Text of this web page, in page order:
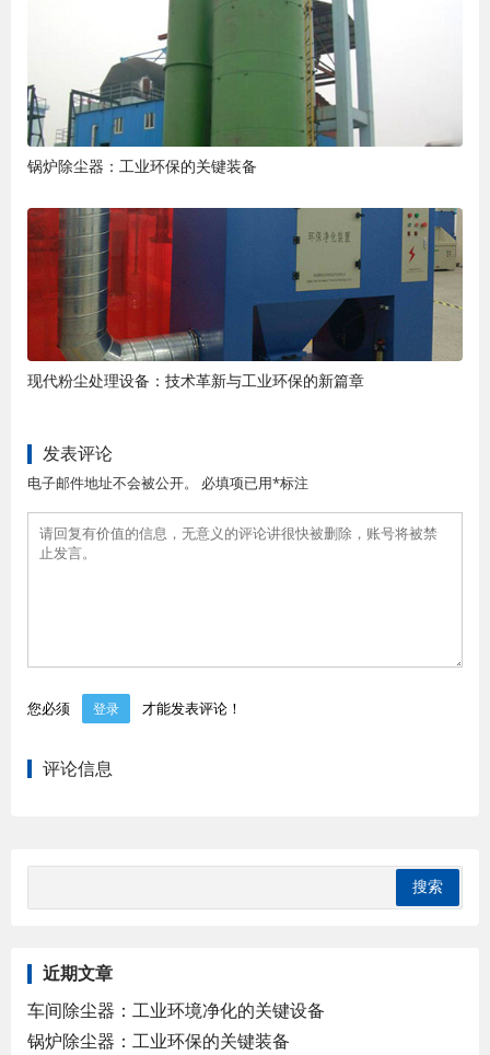
锅炉除尘器：工业环保的关键装备
现代粉尘处理设备：技术革新与工业环保的新篇章
发表评论
电子邮件地址不会被公开。 必填项已用*标注
您必须 登录 才能发表评论！
评论信息
近期文章
车间除尘器：工业环境净化的关键设备
锅炉除尘器：工业环保的关键装备